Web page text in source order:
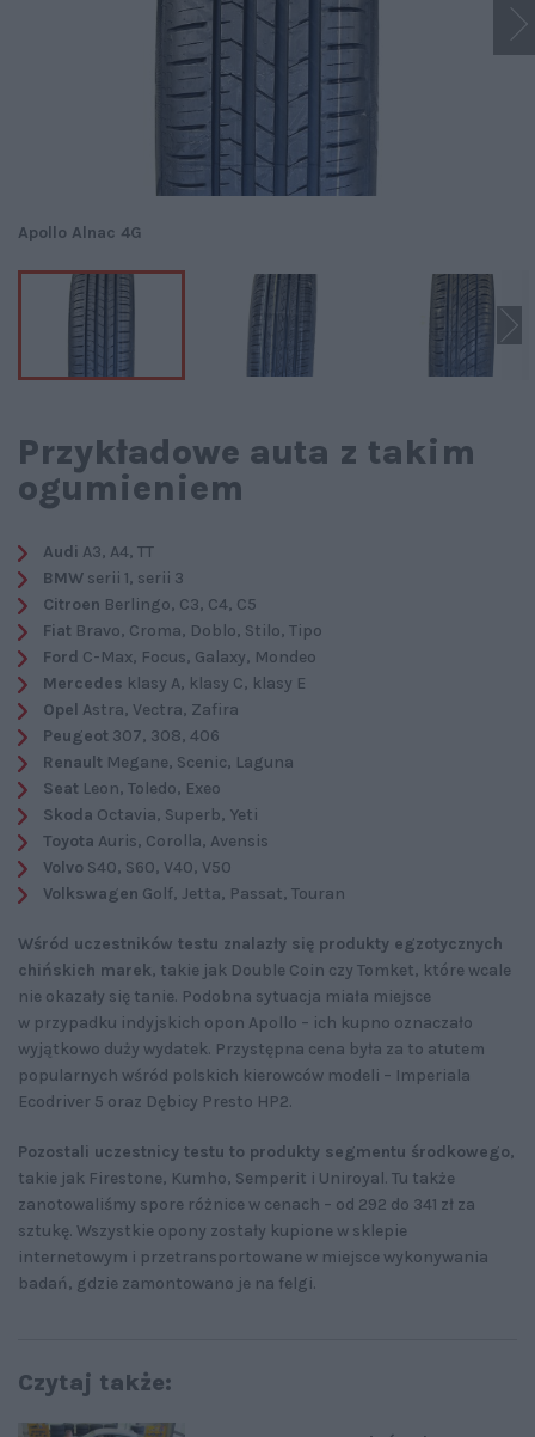
Apollo Alnac 4G
Przykładowe auta z takim
ogumieniem
Audi A3, A4, TT
BMW serii 1, serii 3
Citroen Berlingo, C3, C4, C5
Fiat Bravo, Croma, Doblo, Stilo, Tipo
Ford C-Max, Focus, Galaxy, Mondeo
Mercedes klasy A, klasy C, klasy E
Opel Astra, Vectra, Zafira
Peugeot 307, 308, 406
Renault Megane, Scenic, Laguna
Seat Leon, Toledo, Exeo
Skoda Octavia, Superb, Yeti
Toyota Auris, Corolla, Avensis
Volvo S40, S60, V40, V50
Volkswagen Golf, Jetta, Passat, Touran
Wśród uczestników testu znalazły się produkty egzotycznych
chińskich marek, takie jak Double Coin czy Tomket, które wcale
nie okazały się tanie. Podobna sytuacja miała miejsce
w przypadku indyjskich opon Apollo – ich kupno oznaczało
wyjątkowo duży wydatek. Przystępna cena była za to atutem
popularnych wśród polskich kierowców modeli – Imperiala
Ecodriver 5 oraz Dębicy Presto HP2.
Pozostali uczestnicy testu to produkty segmentu środkowego,
takie jak Firestone, Kumho, Semperit i Uniroyal. Tu także
zanotowaliśmy spore różnice w cenach – od 292 do 341 zł za
sztukę. Wszystkie opony zostały kupione w sklepie
internetowym i przetransportowane w miejsce wykonywania
badań, gdzie zamontowano je na felgi.
Czytaj także: